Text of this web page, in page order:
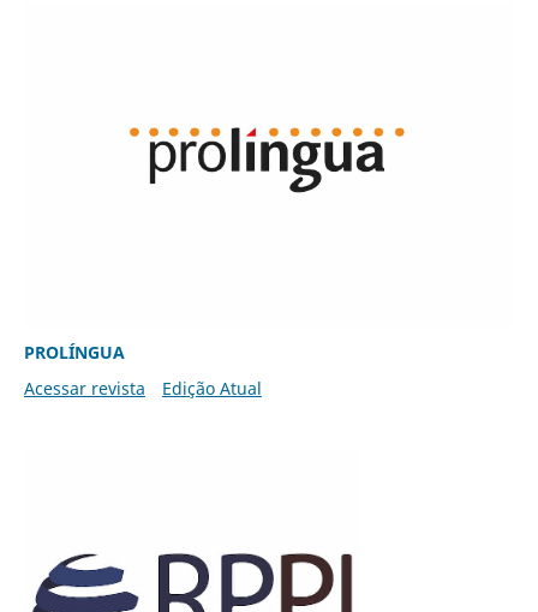
PROLÍNGUA
Acessar revista
Edição Atual